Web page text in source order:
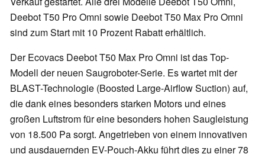
Deebot T50 Pro Omni sowie Deebot T50 Max Pro Omni
sind zum Start mit 10 Prozent Rabatt erhältlich.
Der Ecovacs Deebot T50 Max Pro Omni ist das Top-
Modell der neuen Saugroboter-Serie. Es wartet mit der
BLAST-Technologie (Boosted Large-Airflow Suction) auf,
die dank eines besonders starken Motors und eines
großen Luftstrom für eine besonders hohen Saugleistung
von 18.500 Pa sorgt. Angetrieben von einem innovativen
und ausdauernden EV-Pouch-Akku führt dies zu einer 78